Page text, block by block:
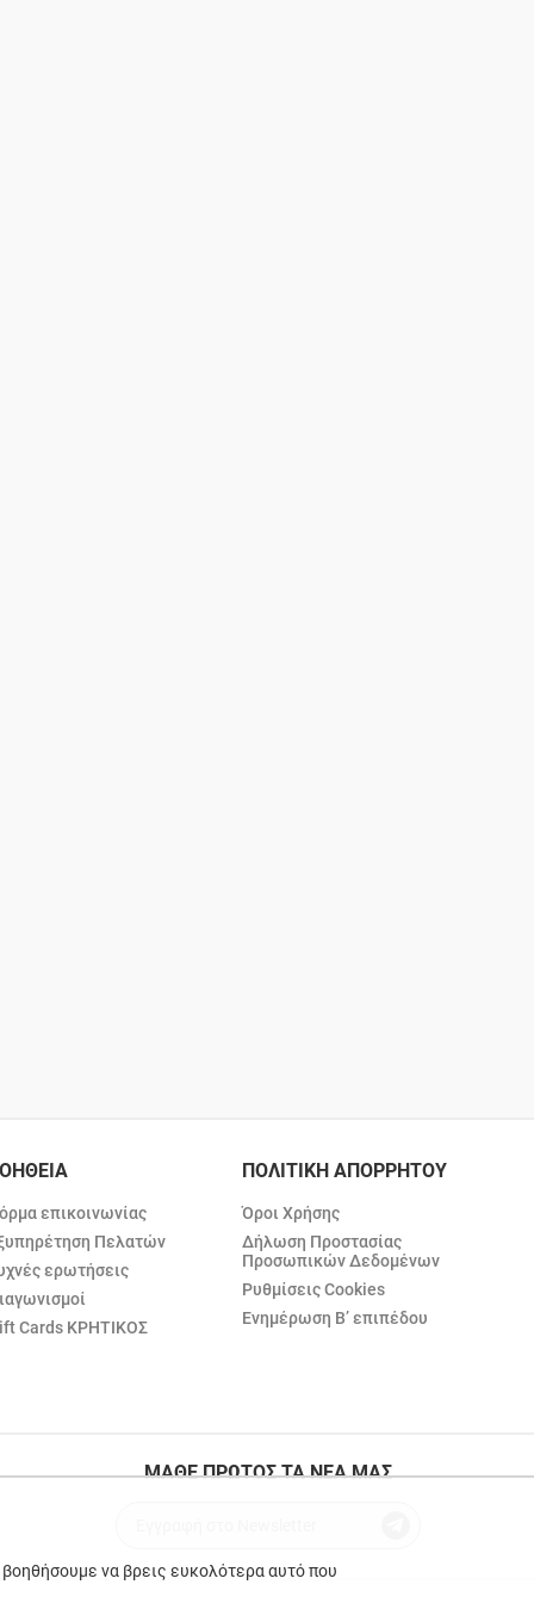
επικοινωνίας
Πελατών
ερωτήσεις
Cards ΚΡΗΤΙΚΟΣ
ΠΟΛΙΤΙΚΗ ΑΠΟΡΡΗΤΟΥ
Όροι Χρήσης
Δήλωση Προστασίας
Προσωπικών Δεδομένων
Ρυθμίσεις Cookies
Ενημέρωση Β’ επιπέδου
ΜΑΘΕ ΠΡΩΤΟΣ ΤΑ ΝΕΑ ΜΑΣ
να βρεις ευκολότερα αυτό που